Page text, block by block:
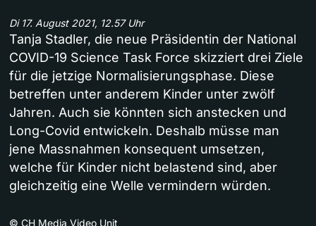
Di 17. August 2021, 12.57 Uhr
Tanja Stadler, die neue Präsidentin der National
COVID-19 Science Task Force skizziert drei Ziele
für die jetzige Normalisierungsphase. Diese
betreffen unter anderem Kinder unter zwölf
Jahren. Auch sie könnten sich anstecken und
Long-Covid entwickeln. Deshalb müsse man
jene Massnahmen konsequent umsetzen,
welche für Kinder nicht belastend sind, aber
gleichzeitig eine Welle vermindern würden.
© CH Media Video Unit